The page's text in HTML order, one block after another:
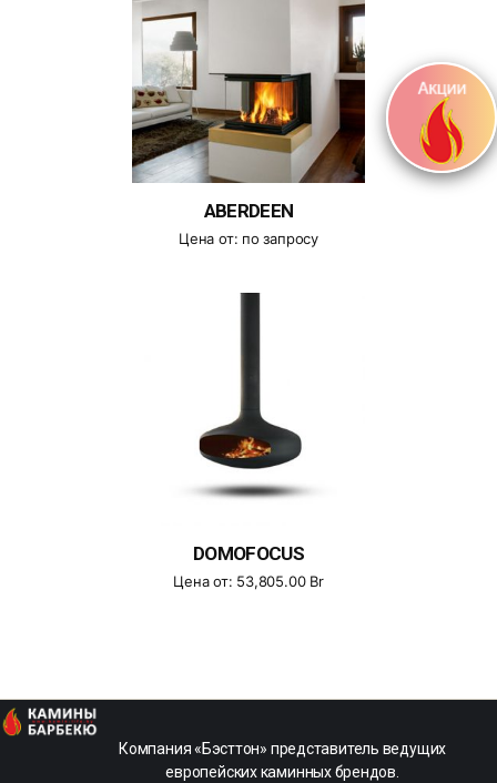
ABERDEEN
Цена от: по запросу
DOMOFOCUS
Цена от: 53,805.00 Br
Компания «Бэсттон» представитель ведущих
европейских каминных брендов.